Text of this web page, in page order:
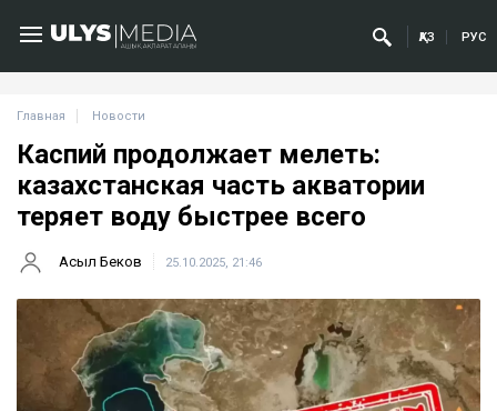
ҚАЗ РУС
Главная Новости
Каспий продолжает мелеть:
казахстанская часть акватории
теряет воду быстрее всего
Асыл Беков 25.10.2025, 21:46